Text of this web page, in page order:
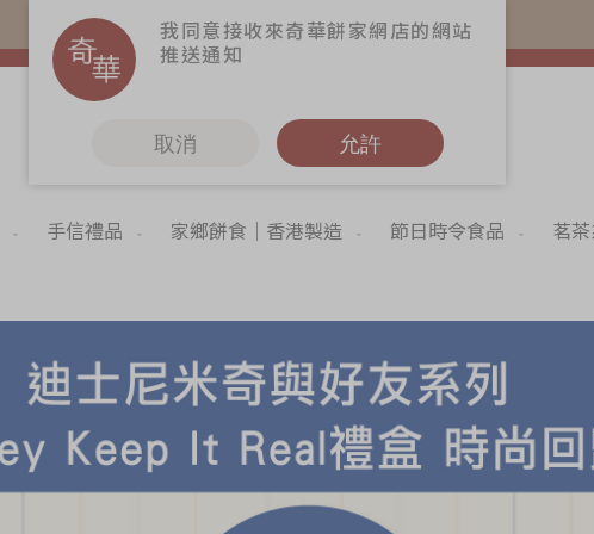
易賞錢會員憑推廣碼購買現貨產品可賺易賞錢($5=1分)
更多
奇華茶室
聯絡奇華
加入奇華
手信禮品 家鄉餅食｜香港製造 節日時令食品 茗
我同意接收來奇華餅家網店的網站
推送通知
取消 允許